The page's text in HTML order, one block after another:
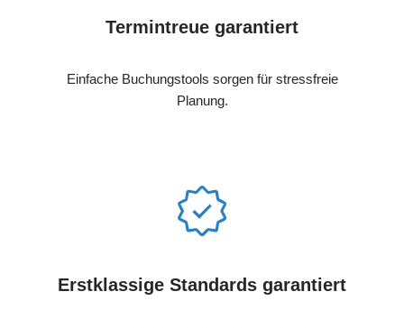
Termintreue garantiert
Einfache Buchungstools sorgen für stressfreie
Planung.
Erstklassige Standards garantiert